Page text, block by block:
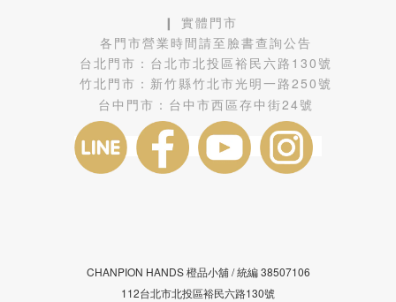
❙ 實體門市
各門市營業時間請至臉書查詢公告
台北門市： 台北市北投區裕民六路130號
竹北門市： 新竹縣竹北市光明一路250號
台中門市： 台中市西區存中街24號
CHANPION HANDS 橙品小舖 /統編38507106
112台北市北投區裕民六路130號